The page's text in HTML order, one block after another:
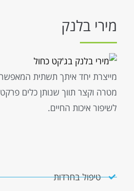
מירי בלנק
מייצרת יחד איתך תשתית
מטרה וקצר תווך שנותן כלים
לשיפור איכות החיים.
טיפול בחרדות